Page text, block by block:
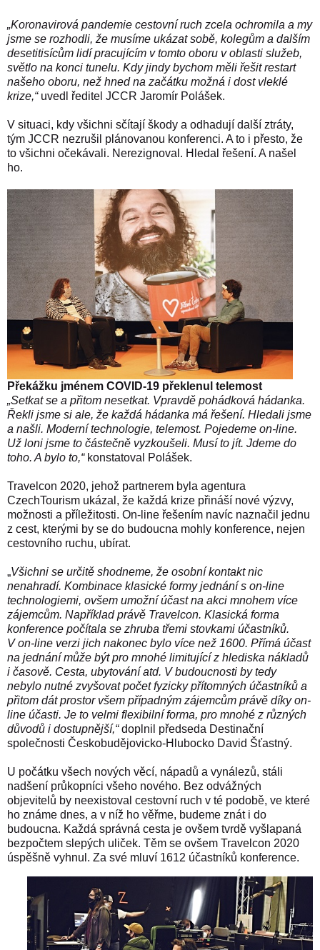
„Koronavirová pandemie cestovní ruch zcela ochromila a my
jsme se rozhodli, že musíme ukázat sobě, kolegům a dalším
desetitisícům lidí pracujícím v tomto oboru v oblasti služeb,
světlo na konci tunelu. Kdy jindy bychom měli řešit restart
našeho oboru, než hned na začátku možná i dost vleklé
krize,“ uvedl ředitel JCCR Jaromír Polášek.
V situaci, kdy všichni sčítají škody a odhadují další ztráty,
tým JCCR nezrušil plánovanou konferenci. A to i přesto, že
to všichni očekávali. Nerezignoval. Hledal řešení. A našel
ho.
Překážku jménem COVID-19 překlenul telemost
„Setkat se a přitom nesetkat. Vpravdě pohádková hádanka.
Řekli jsme si ale, že každá hádanka má řešení. Hledali jsme
a našli. Moderní technologie, telemost. Pojedeme on-line.
Už loni jsme to částečně vyzkoušeli. Musí to jít. Jdeme do
toho. A bylo to,“konstatoval Polášek.
Travelcon 2020, jehož partnerem byla agentura
CzechTourism ukázal, že každá krize přináší nové výzvy,
možnosti a příležitosti. On-line řešením navíc naznačil jednu
z cest, kterými by se do budoucna mohly konference, nejen
cestovního ruchu, ubírat.
„Všichni se určitě shodneme, že osobní kontakt nic
nenahradí. Kombinace klasické formy jednání s on-line
technologiemi, ovšem umožní účast na akci mnohem více
zájemcům. Například právě Travelcon. Klasická forma
konference počítala se zhruba třemi stovkami účastníků.
V on-line verzi jich nakonec bylo více než 1600. Přímá účast
na jednání může být pro mnohé limitující z hlediska nákladů
i časově. Cesta, ubytování atd. V budoucnosti by tedy
nebylo nutné zvyšovat počet fyzicky přítomných účastníků a
přitom dát prostor všem případným zájemcům právě díky on-
line účasti. Je to velmi flexibilní forma, pro mnohé z různých
důvodů i dostupnější,“doplnil předseda Destinační
společnosti Českobudějovicko-Hlubocko David Šťastný.
U počátku všech nových věcí, nápadů a vynálezů, stáli
nadšení průkopníci všeho nového. Bez odvážných
objevitelů by neexistoval cestovní ruch v té podobě, ve které
ho známe dnes, a v níž ho věřme, budeme znát i do
budoucna. Každá správná cesta je ovšem tvrdě vyšlapaná
bezpočtem slepých uliček. Těm se ovšem Travelcon 2020
úspěšně vyhnul. Za své mluví 1612 účastníků konference.